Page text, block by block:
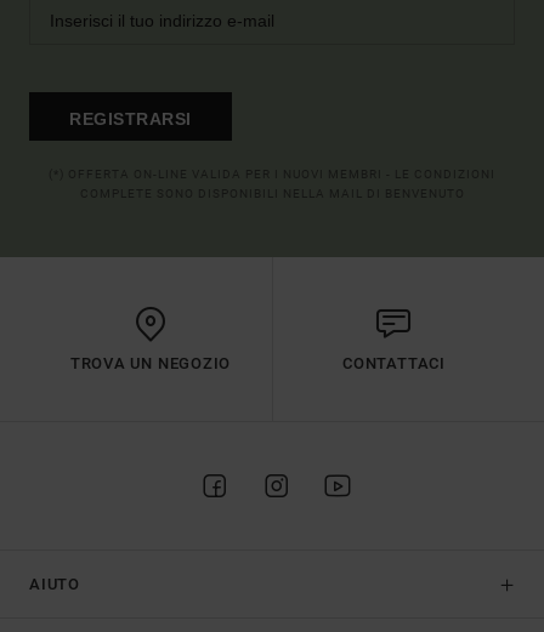
REGISTRARSI
TROVA UN NEGOZIO CONTATTACI
AIUTO